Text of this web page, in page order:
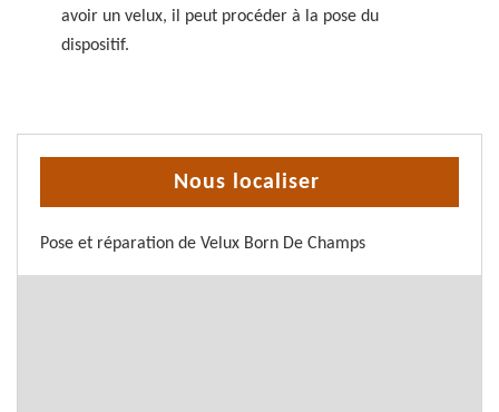
avoir un velux, il peut procéder à la pose du
dispositif.
Nous localiser
Pose et réparation de Velux Born De Champs